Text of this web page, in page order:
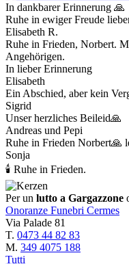
In dankbarer Erinnerung 🙏
Ruhe in ewiger Freude
Elisabeth R.
Ruhe in Frieden, Norbert.
Angehörigen.
In lieber Erinnerung
Elisabeth
Ein Abschied, aber kein
Sigrid
Unser herzliches Beileid🙏
Andreas und Pepi
Ruhe in Frieden Norbert🙏
Sonja
🕯 Ruhe in Frieden.
Per un lutto a Gargazzone
Onoranze Funebri Cermes
Via Palade 81
T. 0473 44 82 83
M. 349 4075 188
Tutti